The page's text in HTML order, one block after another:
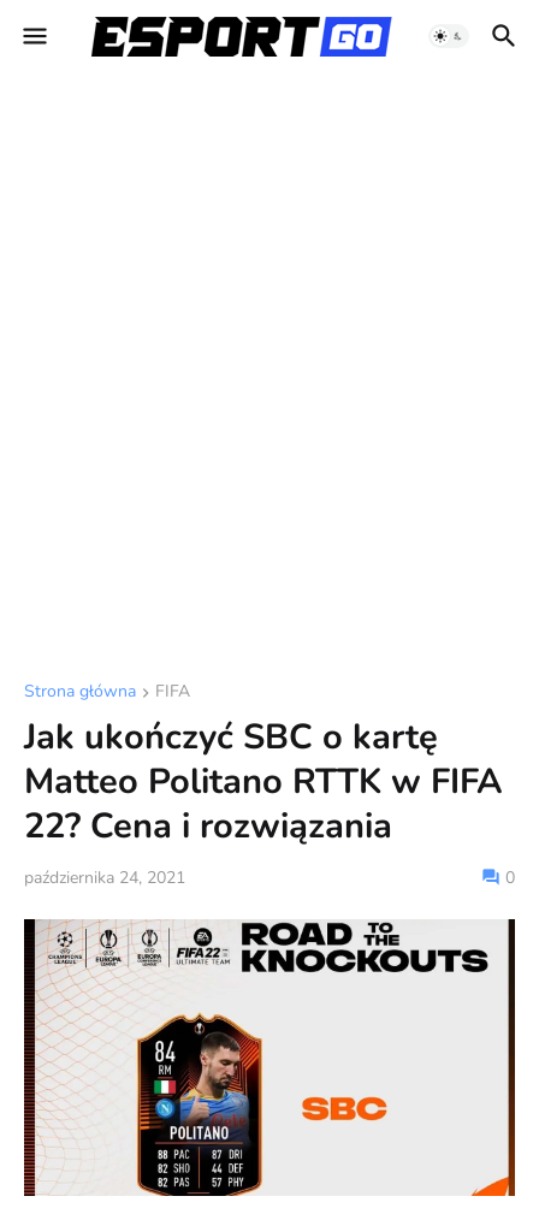
Strona główna FIFA
Jak ukończyć SBC o kartę
Matteo Politano RTTK w FIFA
22? Cena i rozwiązania
października 24, 2021 0